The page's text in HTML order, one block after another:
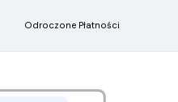
Odroczone Płatności